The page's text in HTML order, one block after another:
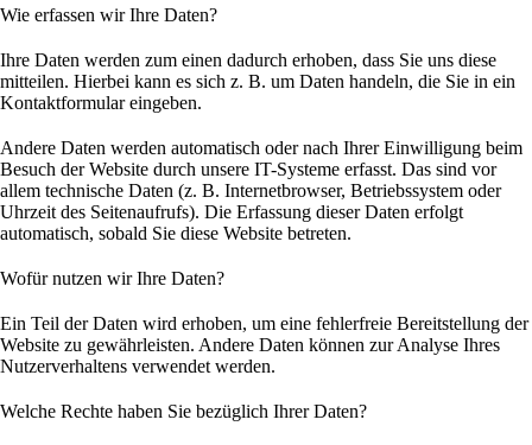
Wie erfassen wir Ihre Daten?
Ihre Daten werden zum einen dadurch erhoben, dass Sie uns diese
mitteilen. Hierbei kann es sich z. B. um Daten handeln, die Sie in ein
Kontaktformular eingeben.
Andere Daten werden automatisch oder nach Ihrer Einwilligung beim
Besuch der Website durch unsere IT-Systeme erfasst. Das sind vor
allem technische Daten (z. B. Internetbrowser, Betriebssystem oder
Uhrzeit des Seitenaufrufs). Die Erfassung dieser Daten erfolgt
automatisch, sobald Sie diese Website betreten.
Wofür nutzen wir Ihre Daten?
Ein Teil der Daten wird erhoben, um eine fehlerfreie Bereitstellung der
Website zu gewährleisten. Andere Daten können zur Analyse Ihres
Nutzerverhaltens verwendet werden.
Welche Rechte haben Sie bezüglich Ihrer Daten?